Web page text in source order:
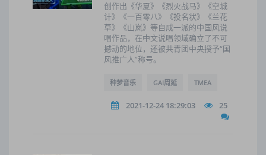
创作出《华夏》《烈火战马》《空城
计》《一百零八》《投名状》《兰花
草》《山岚》等自成一派的中国风说
唱作品，在中文说唱领域确立了不可
撼动的地位，还被共青团中央授予“国
风推广人”称号。
种梦音乐 GAI周延 TMEA
2021-12-24 18:29:03 25